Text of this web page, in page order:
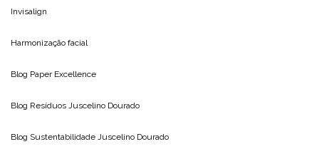
Invisalign
Harmonização facial
Blog Paper Excellence
Blog Resíduos Juscelino Dourado
Blog Sustentabilidade Juscelino Dourado